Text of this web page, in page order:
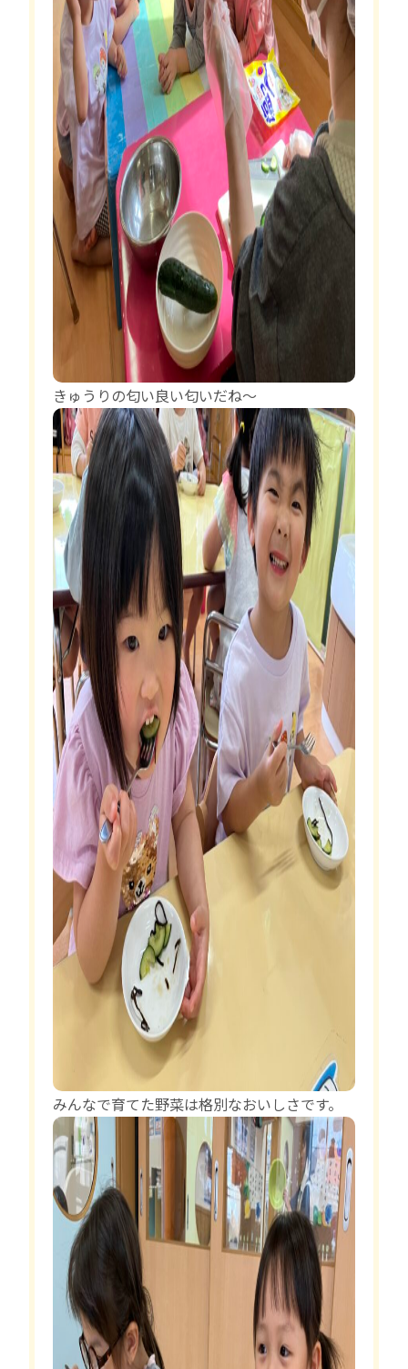
きゅうりの匂い良い匂いだね〜
みんなで育てた野菜は格別なおいしさです。